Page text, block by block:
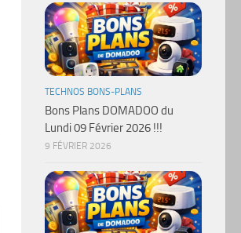
TECHNOS BONS-PLANS
Bons Plans DOMADOO du
Lundi 09 Février 2026 !!!
9 FÉVRIER 2026